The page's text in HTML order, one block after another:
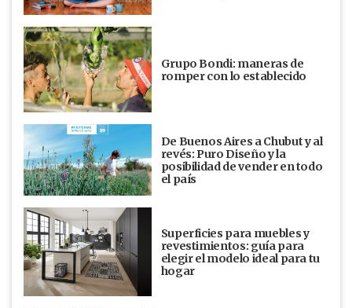
Grupo Bondi: maneras de
romper con lo establecido
De Buenos Aires a Chubut y al
revés: Puro Diseño y la
posibilidad de vender en todo
el país
Superficies para muebles y
revestimientos: guía para
elegir el modelo ideal para tu
hogar